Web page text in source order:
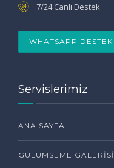
7/24 Canlı Destek
WHATSAPP DESTEK
Servislerimiz
ANA SAYFA
GÜLÜMSEME GALERISI